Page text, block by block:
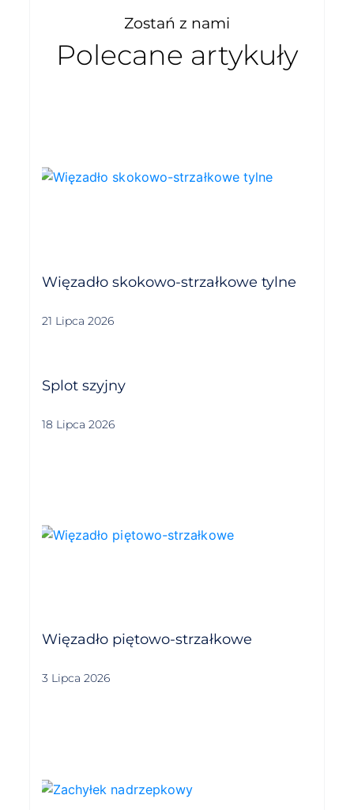
Zostań z nami
Polecane artykuły
Więzadło skokowo-strzałkowe tylne
21 Lipca 2026
Splot szyjny
18 Lipca 2026
Więzadło piętowo-strzałkowe
3 Lipca 2026